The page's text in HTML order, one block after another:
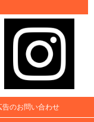
告のお問い合わせ